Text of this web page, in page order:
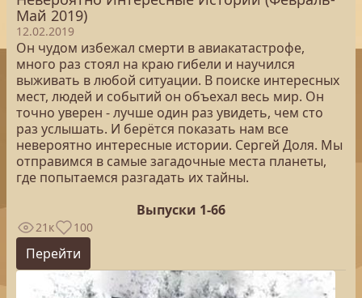
Май 2019)
12.02.2019
Он чудом избежал смерти в авиакатастрофе,
много раз стоял на краю гибели и научился
выживать в любой ситуации. В поиске интересных
мест, людей и событий он объехал весь мир. Он
точно уверен - лучше один раз увидеть, чем сто
раз услышать. И берётся показать нам все
невероятно интересные истории. Сергей Доля. Мы
отправимся в самые загадочные места планеты,
где попытаемся разгадать их тайны.
Выпуски 1-66
21к 100
Перейти